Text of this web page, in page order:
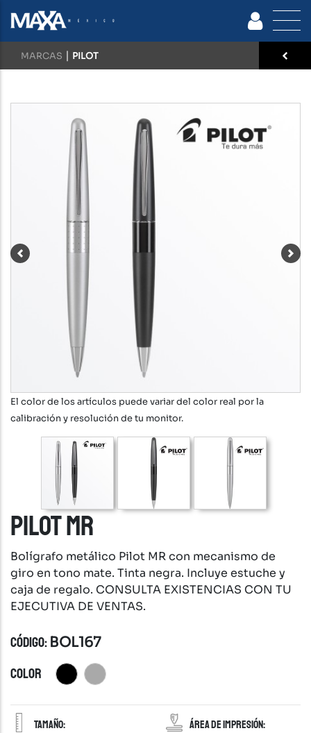
MARCAS | PILOT
Previous
El color de los artículos puede variar del color real por la
calibración y resolución de tu monitor.
PILOT MR
Bolígrafo metálico Pilot MR con mecanismo de
giro en tono mate. Tinta negra. Incluye estuche y
caja de regalo. CONSULTA EXISTENCIAS CON TU
EJECUTIVA DE VENTAS.
CÓDIGO: BOL167
COLOR
Tamaño: Área de impresión: